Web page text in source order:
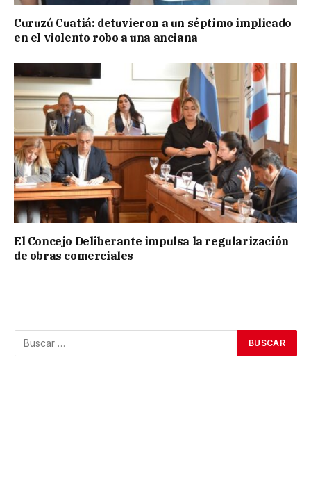
Curuzú Cuatiá: detuvieron a un séptimo implicado
en el violento robo a una anciana
El Concejo Deliberante impulsa la regularización
de obras comerciales